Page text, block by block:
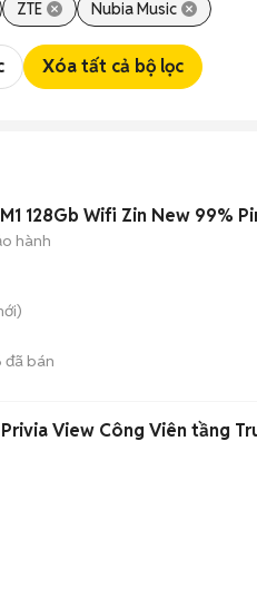
ZTE Nubia Music
Xóa tất cả bộ lọc
128Gb Wifi Zin New 99%
hành
đã bán
View Công Viên tầng